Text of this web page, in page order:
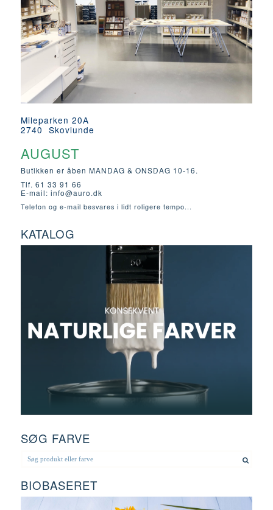
Mileparken 20A
2740 Skovlunde
AUGUST
Butikken er åben MANDAG & ONSDAG 10-16.
Tlf. 61 33 91 66
E-mail: info@auro.dk
Telefon og e-mail besvares i lidt roligere tempo...
KATALOG
SØG FARVE
BIOBASERET